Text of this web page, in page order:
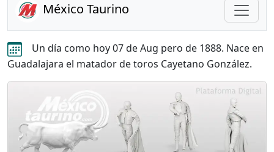
México Taurino
Un día como hoy 07 de Aug pero de 1888. Nace en
Guadalajara el matador de toros Cayetano González.